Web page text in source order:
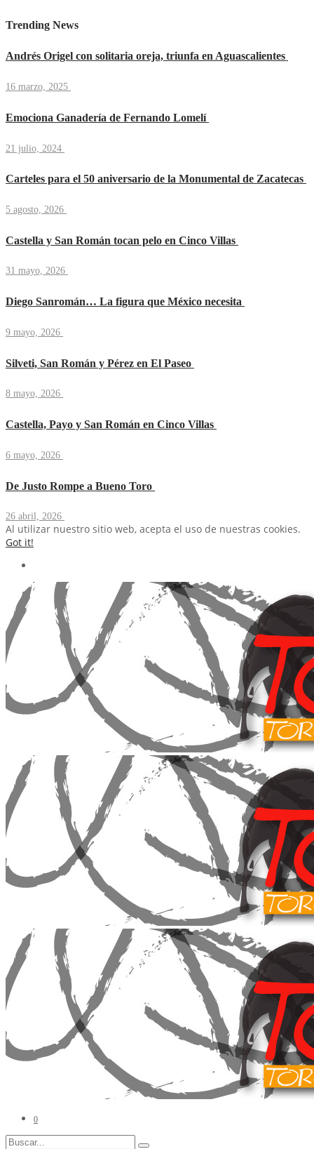
Trending News
Andrés Origel con solitaria oreja, triunfa en Aguascalientes
16 marzo, 2025
Emociona Ganadería de Fernando Lomelí
21 julio, 2024
Carteles para el 50 aniversario de la Monumental de Zacatecas
5 agosto, 2026
Castella y San Román tocan pelo en Cinco Villas
31 mayo, 2026
Diego Sanromán… La figura que México necesita
9 mayo, 2026
Silveti, San Román y Pérez en El Paseo
8 mayo, 2026
Castella, Payo y San Román en Cinco Villas
6 mayo, 2026
De Justo Rompe a Bueno Toro
26 abril, 2026
Al utilizar nuestro sitio web, acepta el uso de nuestras cookies.
Got it!
0